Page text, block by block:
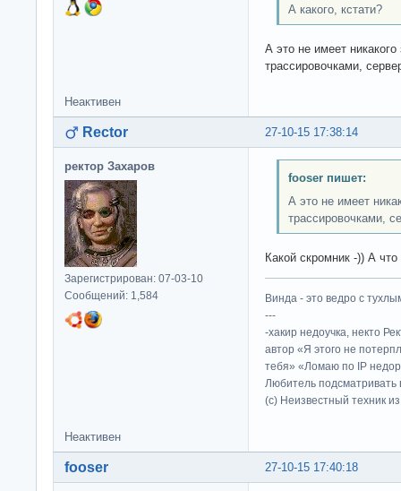
А какого, кстати?
А это не имеет
трассировочками,
Неактивен
27-10-15 17:38:14
Rector
ректор Захаров
Зарегистрирован: 07-03-10
Сообщений: 1,584
fooser пишет:
А это не имеет
трассировочками,
Какой скромник -)) А
Винда - это ведро с
---
-хакир недоучка, некто
автор «Я этого не
тебя» «Ломаю по IP
Любитель подсматривать
(c) Неизвестный техник
Неактивен
27-10-15 17:40:18
fooser